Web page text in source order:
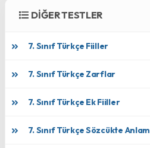
DİĞER TESTLER
7. Sınıf Türkçe Fiiller
7. Sınıf Türkçe Zarflar
7. Sınıf Türkçe Ek Fiiller
7. Sınıf Türkçe Sözcükte Anlam